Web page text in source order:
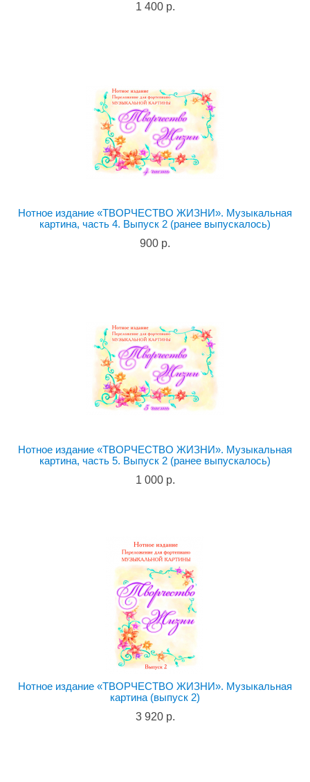
1 400 р.
Нотное издание «ТВОРЧЕСТВО ЖИЗНИ». Музыкальная
картина, часть 4. Выпуск 2 (ранее выпускалось)
900 р.
Нотное издание «ТВОРЧЕСТВО ЖИЗНИ». Музыкальная
картина, часть 5. Выпуск 2 (ранее выпускалось)
1 000 р.
Нотное издание «ТВОРЧЕСТВО ЖИЗНИ». Музыкальная
картина (выпуск 2)
3 920 р.